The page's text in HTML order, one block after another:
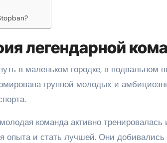
легендарной
в маленьком городке, в подвальном
группой молодых и
команда активно
опыта и стать лучшей. Они добивались